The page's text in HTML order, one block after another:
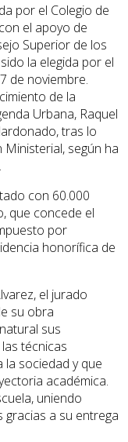
por el Colegio de
el apoyo de
Superior de los
la elegida por el
de noviembre.
de la
Urbana, Raquel
tras lo
según ha
con 60.000
que concede el
por
honorífica de
el jurado
su obra
sus
técnicas
la sociedad y que
académica.
uniendo
a su entrega